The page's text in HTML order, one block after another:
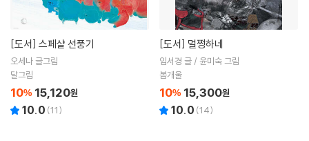
[도서] 스페샬 선풍기
오세나 글그림
달그림
10% 15,120원
10.0 (11)
[도서] 멀쩡하네
임서경 글 / 윤미숙 그림
봄개울
10% 15,300원
10.0 (14)